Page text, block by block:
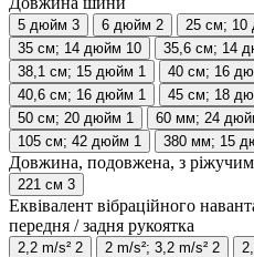
5 дюйм 3 6 дюйм 2 25 см; 10
35 см; 14 дюйм 10 35,6 см; 14
38,1 см; 15 дюйм 1 40 см; 16
40,6 см; 16 дюйм 1 45 см; 18
50 см; 20 дюйм 1 60 мм; 24
105 см; 42 дюйм 1 380 мм; 15
Довжина, подовжена, з
221 см 3
Еквівалент вібраційного
передня / задня рукоятка
2,2 m/s² 2 2 m/s²; 3,2 m/s² 2